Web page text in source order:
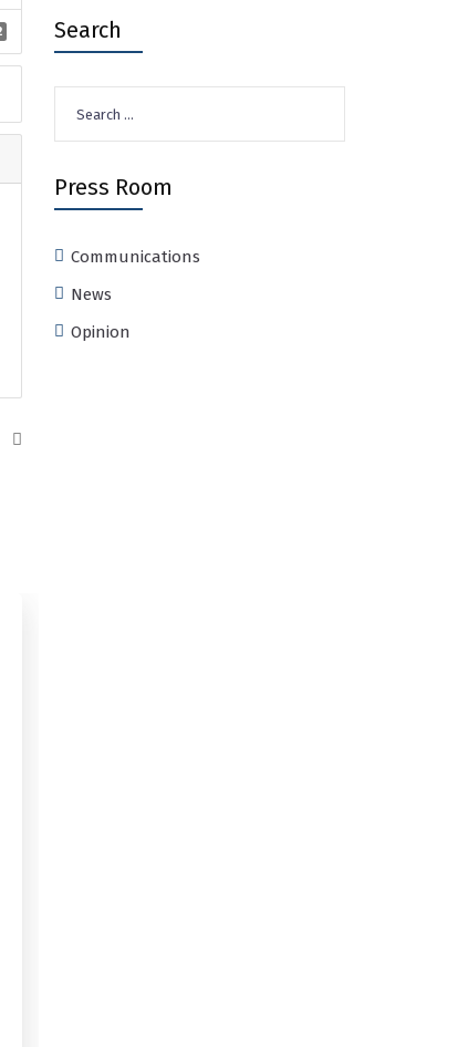
Search
for:
Press Room
Communications
News
Opinion